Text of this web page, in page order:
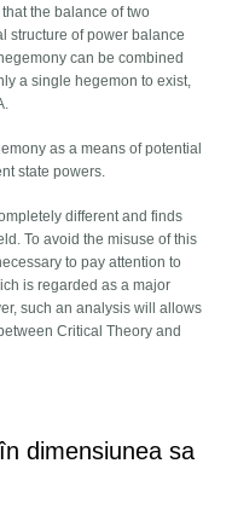
the balance of two
structure of power balance
can be combined
a single hegemon to exist,
as a means of potential
state powers.
different and finds
To avoid the misuse of this
to pay attention to
is regarded as a major
such an analysis will allows
Critical Theory and
dimensiunea sa